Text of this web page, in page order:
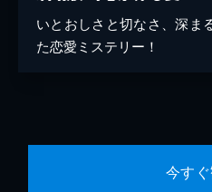
いとおしさと切なさ、深ま
た恋愛ミステリー！
今す